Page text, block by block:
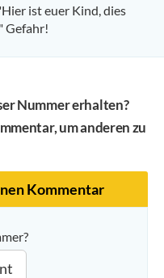
ist euer Kind, dies
Gefahr!
Nummer erhalten?
um anderen zu
Kommentar